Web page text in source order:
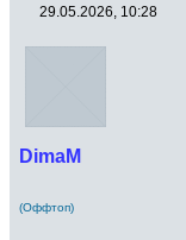
29.05.2026, 10:28
DimaM
(Оффтоп)